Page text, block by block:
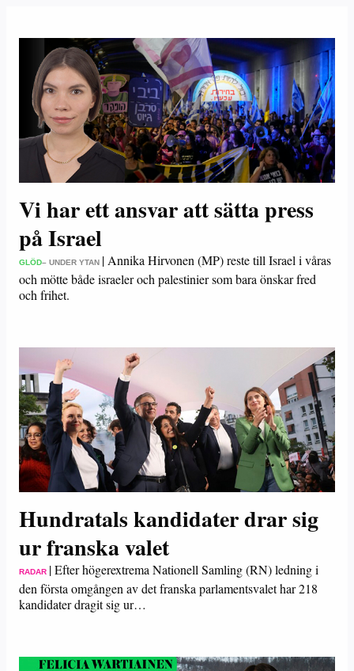
Vi har ett ansvar att sätta press
på Israel
GLÖD– UNDER YTAN | Annika Hirvonen (MP) reste till Israel i våras
och mötte både israeler och palestinier som bara önskar fred
och frihet.
Hundratals kandidater drar sig
ur franska valet
RADAR |Efter högerextrema Nationell Samling (RN) ledning i
den första omgången av det franska parlamentsvalet har 218
kandidater dragit sig ur…